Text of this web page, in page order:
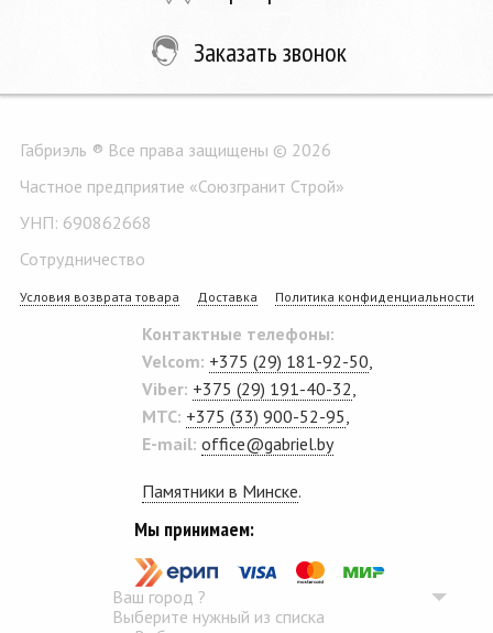
Заказать звонок
Габриэль ® Все права защищены © 2026
Частное предприятие «Союзгранит Строй»
УНП: 690862668
Сотрудничество
Условия возврата товара Доставка Политика конфиденциальности
Контактные телефоны:
Velcom: +375 (29) 181-92-50
Viber: +375 (29) 191-40-32
MTC: +375 (33) 900-52-95
E-mail: office@gabriel.by
Памятники в Минске.
Мы принимаем:
Ваш город ?
Выберите нужный из списка